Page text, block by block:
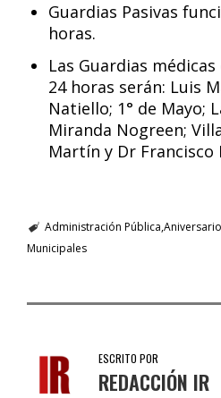
Guardias Pasivas
horas.
Las Guardias
24 horas serán: Luis
Natiello; 1° de Mayo;
Miranda Nogreen;
Martín y Dr Francisco
Administración Pública
Municipales
ESCRITO POR
REDACCIÓN IR